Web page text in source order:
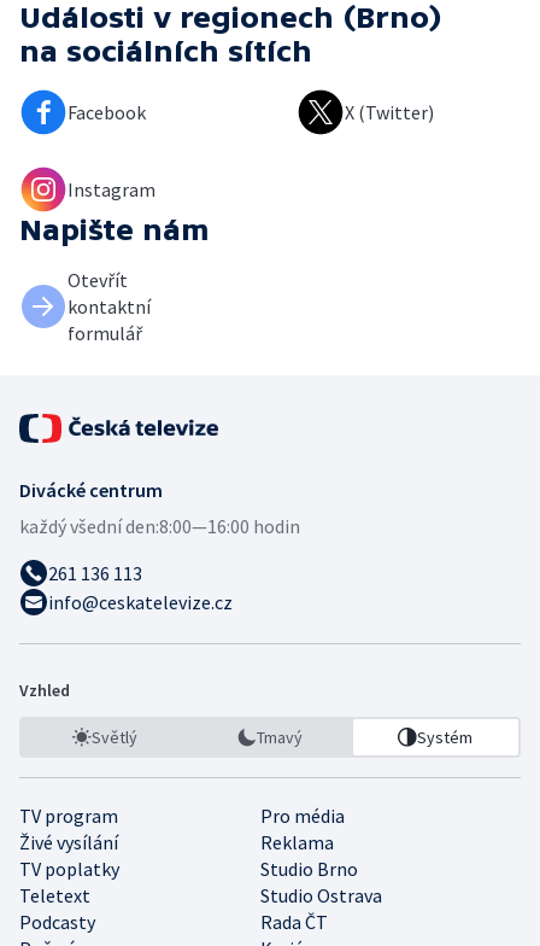
Události v regionech (Brno)
na sociálních sítích
Facebook X (Twitter)
Instagram
Napište nám
Otevřít
kontaktní
formulář
Divácké centrum
každý všední den:8:00—16:00 hodin
261 136 113
info@ceskatelevize.cz
Vzhled
Světlý Tmavý Systém
TV program
Pro média
Živé vysílání
Reklama
TV poplatky
Studio Brno
Teletext
Studio Ostrava
Podcasty
Rada ČT